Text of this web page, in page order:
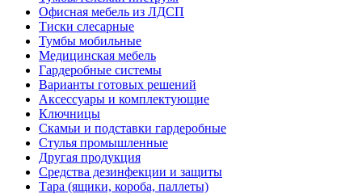
Офисная мебель из ЛДСП
Тиски слесарные
Тумбы мобильные
Медицинская мебель
Гардеробные системы
Варианты готовых решений
Аксессуары и комплектующие
Ключницы
Скамьи и подставки гардеробные
Стулья промышленные
Другая продукция
Средства дезинфекции и защиты
Тара (ящики, короба, паллеты)